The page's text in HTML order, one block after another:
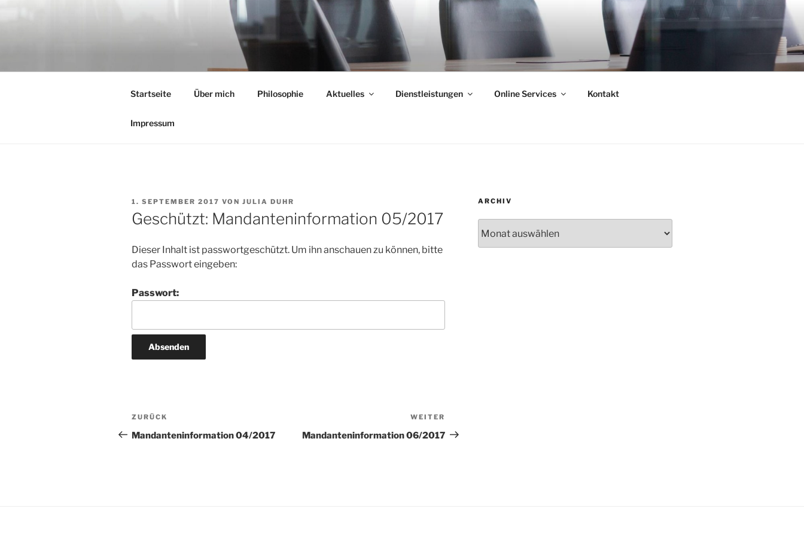
Inhalt
Startseite Über mich Philosophie Aktuelles Dienstleistungen Online Services Kontakt
Impressum
VERÖFFENTLICHT
AM
1. SEPTEMBER 2017 VON JULIA DUHR
Geschützt: Mandanteninformation 05/2017
Dieser Inhalt ist passwortgeschützt. Um ihn anschauen zu können, bitte
das Passwort eingeben:
Passwort:
Beitragsnavigation
Vorheriger
Beitrag
ZURÜCK
Mandanteninformation 04/2017
Beitrag
WEITER
Mandanteninformation 06/2017
ARCHIV